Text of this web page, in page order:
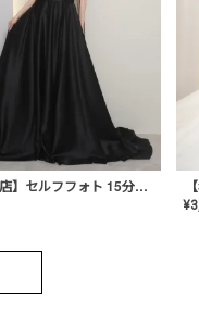
【大阪店】セルフフォト 15分撮り放題プラン
¥